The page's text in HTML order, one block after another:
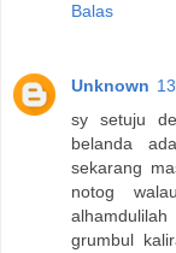
Balas
Unknown
sy setuju
belanda
sekarang
notog
grumbul